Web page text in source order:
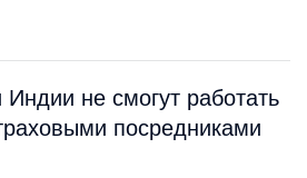
не смогут работать
посредниками